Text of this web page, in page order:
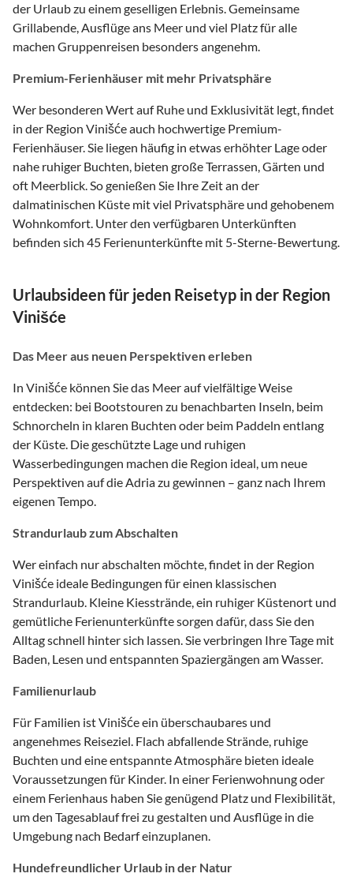
der Urlaub zu einem geselligen Erlebnis. Gemeinsame
Grillabende, Ausflüge ans Meer und viel Platz für alle
machen Gruppenreisen besonders angenehm.
Premium-Ferienhäuser mit mehr Privatsphäre
Wer besonderen Wert auf Ruhe und Exklusivität legt, findet
in der Region Vinišće auch hochwertige Premium-
Ferienhäuser. Sie liegen häufig in etwas erhöhter Lage oder
nahe ruhiger Buchten, bieten große Terrassen, Gärten und
oft Meerblick. So genießen Sie Ihre Zeit an der
dalmatinischen Küste mit viel Privatsphäre und gehobenem
Wohnkomfort. Unter den verfügbaren Unterkünften
befinden sich 45 Ferienunterkünfte mit 5-Sterne-Bewertung.
Urlaubsideen für jeden Reisetyp in der Region
Vinišće
Das Meer aus neuen Perspektiven erleben
In Vinišće können Sie das Meer auf vielfältige Weise
entdecken: bei Bootstouren zu benachbarten Inseln, beim
Schnorcheln in klaren Buchten oder beim Paddeln entlang
der Küste. Die geschützte Lage und ruhigen
Wasserbedingungen machen die Region ideal, um neue
Perspektiven auf die Adria zu gewinnen – ganz nach Ihrem
eigenen Tempo.
Strandurlaub zum Abschalten
Wer einfach nur abschalten möchte, findet in der Region
Vinišće ideale Bedingungen für einen klassischen
Strandurlaub. Kleine Kiesstrände, ein ruhiger Küstenort und
gemütliche Ferienunterkünfte sorgen dafür, dass Sie den
Alltag schnell hinter sich lassen. Sie verbringen Ihre Tage mit
Baden, Lesen und entspannten Spaziergängen am Wasser.
Familienurlaub
Für Familien ist Vinišće ein überschaubares und
angenehmes Reiseziel. Flach abfallende Strände, ruhige
Buchten und eine entspannte Atmosphäre bieten ideale
Voraussetzungen für Kinder. In einer Ferienwohnung oder
einem Ferienhaus haben Sie genügend Platz und Flexibilität,
um den Tagesablauf frei zu gestalten und Ausflüge in die
Umgebung nach Bedarf einzuplanen.
Hundefreundlicher Urlaub in der Natur